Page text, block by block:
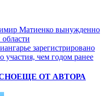
Матиенко вынужденно
зарегистрировано
участия, чем годом ранее
ЕЩЕ ОТ АВТОРА